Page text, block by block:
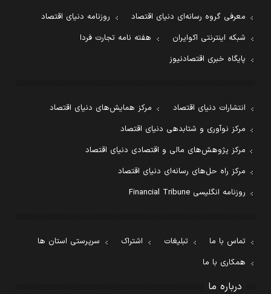
معرفی گروه رسانه‌ای دنیای اقتصاد
روزنامه دنیای اقتصاد
شبکه اینترنتی اکوایران
هفته نامه تجارت فردا
پایگاه خبری اقتصادنیوز
انتشارات دنیای اقتصاد
مرکز همایش‌های دنیای اقتصاد
مرکز نوآوری و شتابدهی دنیای اقتصاد
مرکز پژوهش‌های مالی و اقتصادی دنیای اقتصاد
مرکز راه حل‌های رسانه‌ای دنیای اقتصاد
روزنامه انگلیسی Financial Tribune
تماس با ما تبلیغات اشتراک
سرپرستی استان ها
همکاری با ما
درباره ما